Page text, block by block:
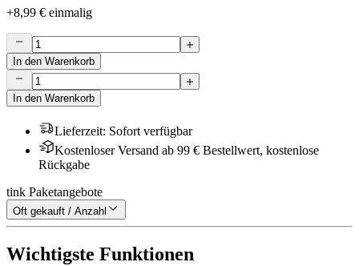
+8,99 € einmalig
In den Warenkorb
In den Warenkorb
Lieferzeit: Sofort verfügbar
Kostenloser Versand ab 99 € Bestellwert, kostenlose
Rückgabe
tink Paketangebote
Oft gekauft / Anzahl
Wichtigste Funktionen